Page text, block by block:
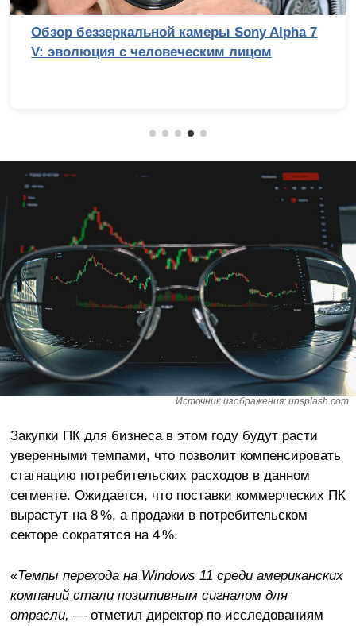
Обзор беззеркальной камеры Sony Alpha 7
V: эволюция с человеческим лицом
Источник изображения: unsplash.com
Закупки ПК для бизнеса в этом году будут расти
уверенными темпами, что позволит компенсировать
стагнацию потребительских расходов в данном
сегменте. Ожидается, что поставки коммерческих ПК
вырастут на 8 %, а продажи в потребительском
секторе сократятся на 4 %.
«Темпы перехода на Windows 11 среди американских
компаний стали позитивным сигналом для
отрасли, — отметил директор по исследованиям